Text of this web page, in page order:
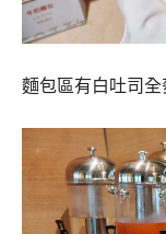
麵包區有白吐司全